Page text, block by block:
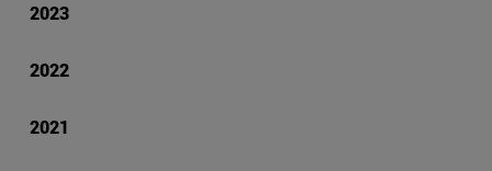
2023
2022
2021